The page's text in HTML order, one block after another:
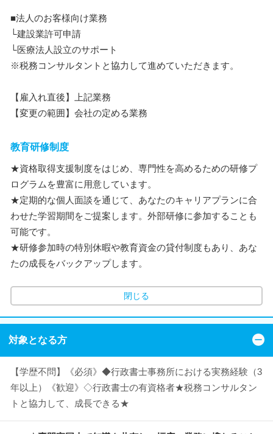
■法人のお客様向け業務
└建設業許可申請
└医療法人設立のサポート
※税務コンサルタントと協力して進めていただきます。
【雇入れ直後】上記業務
【変更の範囲】会社の定める業務
教育研修制度
★資格取得支援制度をはじめ、専門性を高めるための研修プ
ログラムを豊富に用意しています。
★定期的な個人面談を通じて、あなたのキャリアプランに合
わせた学習期間をご提案します。外部研修に参加することも
可能です。
★研修参加時の特別休暇や教育資金の貸付制度もあり、あな
たの成長をバックアップします。
閉じる
対象となる方
【学歴不問】《必須》◆行政書士事務所における実務経験（3
年以上）《歓迎》◇行政書士の有資格者★税務コンサルタン
トと協力して、成長できる★